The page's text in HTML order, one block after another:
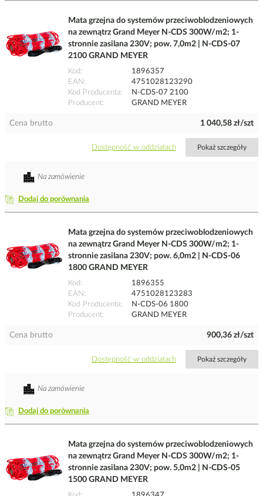
Mata grzejna do systemów przeciwoblodzeniowych
na zewnątrz Grand Meyer N-CDS 300W/m2; 1-
stronnie zasilana 230V; pow. 7,0m2 | N-CDS-07
2100 GRAND MEYER
Kod
1896357
EAN
4751028123290
Kod Producenta
N-CDS-07 2100
Producent
GRAND MEYER
Cena brutto 1 040,58 zł/szt
Dostępność w oddziałach Pokaż szczegóły
Dodaj do porównania
Na zamówienie
Mata grzejna do systemów przeciwoblodzeniowych
na zewnątrz Grand Meyer N-CDS 300W/m2; 1-
stronnie zasilana 230V; pow. 6,0m2 | N-CDS-06
1800 GRAND MEYER
Kod
1896355
EAN
4751028123283
Kod Producenta
N-CDS-06 1800
Producent
GRAND MEYER
Cena brutto 900,36 zł/szt
Dostępność w oddziałach Pokaż szczegóły
Dodaj do porównania
Na zamówienie
Mata grzejna do systemów przeciwoblodzeniowych
na zewnątrz Grand Meyer N-CDS 300W/m2; 1-
stronnie zasilana 230V; pow. 5,0m2 | N-CDS-05
1500 GRAND MEYER